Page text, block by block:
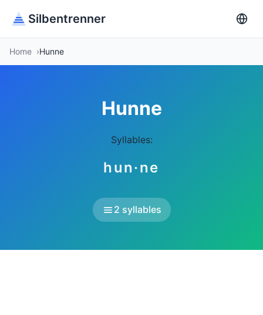
Silbentrenner
Home Hunne
Hunne
Syllables:
hun·ne
2 syllables